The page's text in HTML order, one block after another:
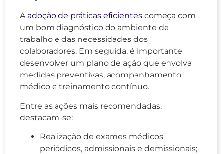
A adoção de práticas eficientes começa com
um bom diagnóstico do ambiente de
trabalho e das necessidades dos
colaboradores. Em seguida, é importante
desenvolver um plano de ação que envolva
medidas preventivas, acompanhamento
médico e treinamento contínuo.
Entre as ações mais recomendadas,
destacam-se:
Realização de exames médicos
periódicos, admissionais e demissionais;